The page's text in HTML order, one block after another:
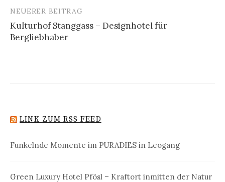
NEUERER BEITRAG
Kulturhof Stanggass – Designhotel für
Bergliebhaber
LINK ZUM RSS FEED
Funkelnde Momente im PURADIES in Leogang
Green Luxury Hotel Pfösl – Kraftort inmitten der Natur